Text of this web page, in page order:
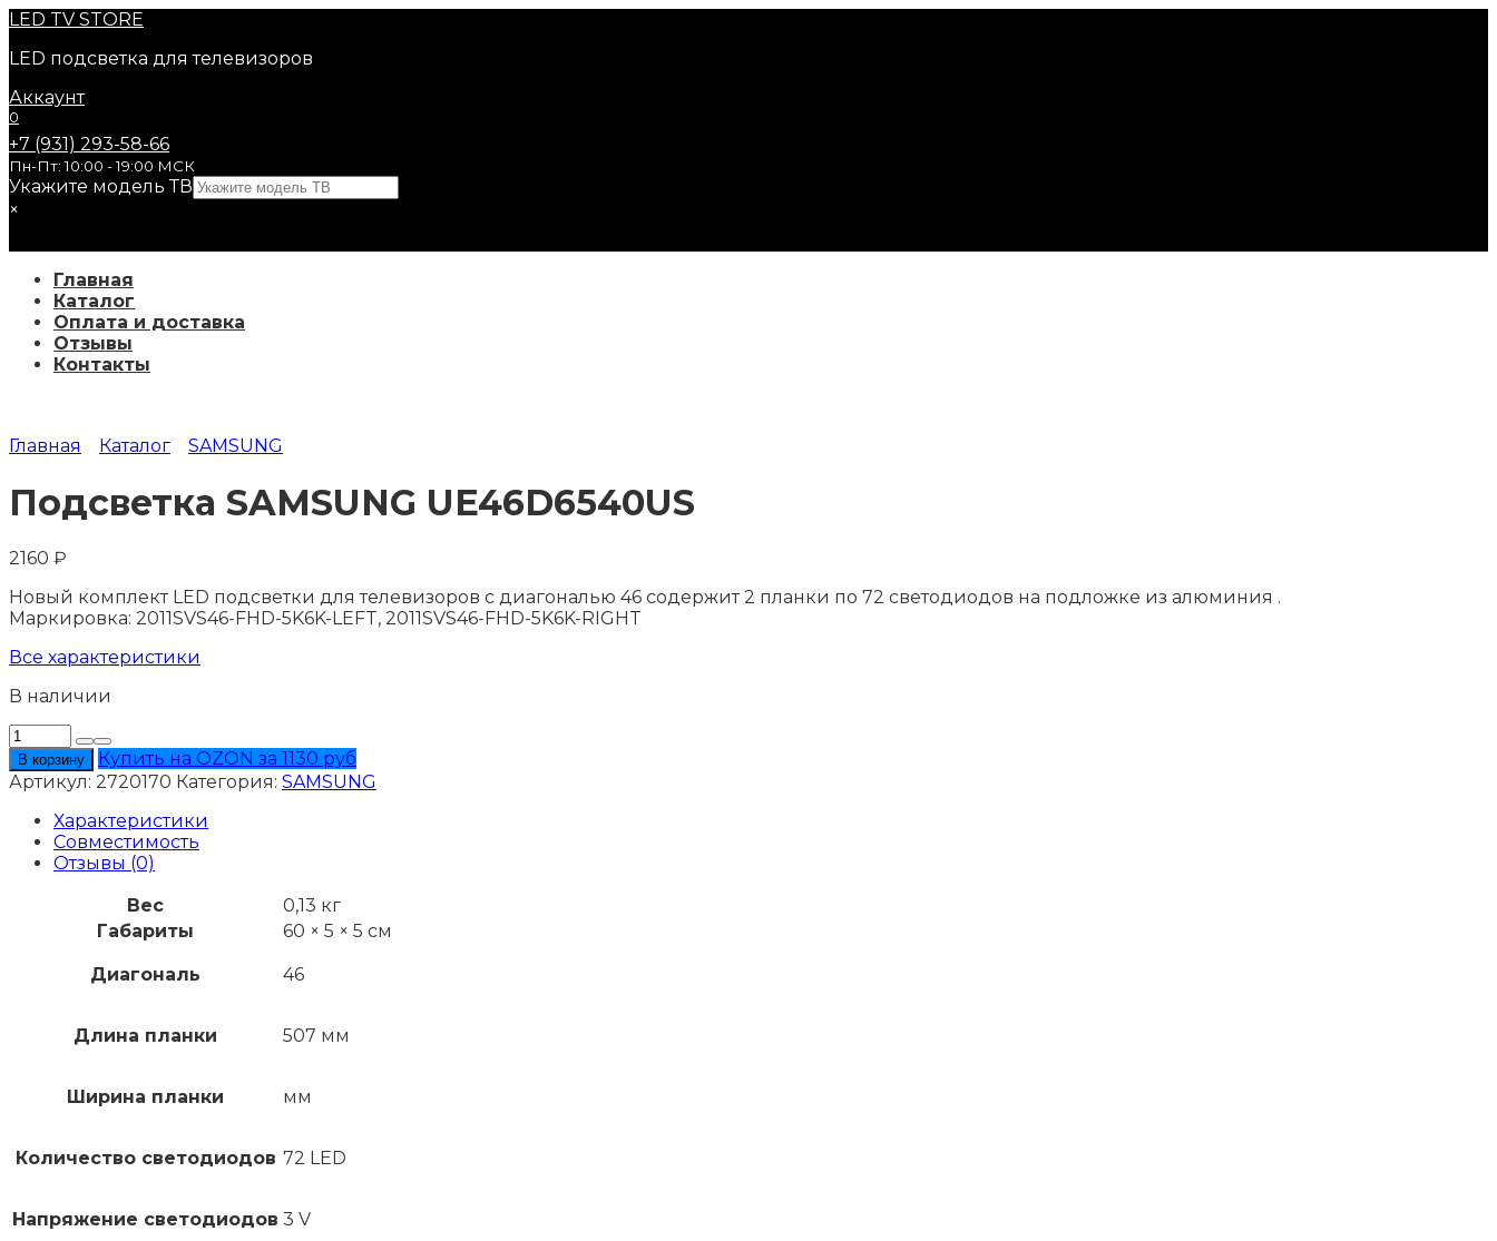
Перейти
содержанию
LED TV STORE
LED подсветка для телевизоров
Аккаунт
0
+7 (931) 293-58-66
Пн-Пт: 10:00 - 19:00 МСК
Укажите модель ТВ
×
Главная
Каталог
Оплата и доставка
Отзывы
Контакты
Главная Каталог SAMSUNG
Подсветка SAMSUNG UE46D6540US
2160 ₽
Новый комплект LED подсветки для телевизоров с диагональю 46 содержит 2 планки по 72 светодиодов на подложке из алюминия .
Маркировка: 2011SVS46-FHD-5K6K-LEFT, 2011SVS46-FHD-5K6K-RIGHT
Все характеристики
В наличии
Количество
товара
Подсветка
SAMSUNG
UE46D6540US
В корзину
Купить на OZON за 1130 руб
Артикул: 2720170 Категория: SAMSUNG
Характеристики
Совместимость
Отзывы (0)
Вес
0,13 кг
Габариты
60 × 5 × 5 см
Диагональ 46
Длина планки 507 мм
Ширина планки мм
Количество светодиодов 72 LED
Напряжение светодиодов 3 V